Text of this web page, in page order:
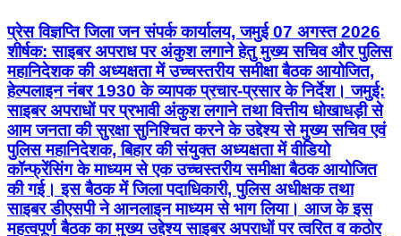
प्रेस विज्ञप्ति जिला जन संपर्क कार्यालय, जमुई 07 अगस्त 2026
शीर्षक: साइबर अपराध पर अंकुश लगाने हेतु मुख्य सचिव और पुलिस
महानिदेशक की अध्यक्षता में उच्चस्तरीय समीक्षा बैठक आयोजित,
हेल्पलाइन नंबर 1930 के व्यापक प्रचार-प्रसार के निर्देश। जमुई:
साइबर अपराधों पर प्रभावी अंकुश लगाने तथा वित्तीय धोखाधड़ी से
आम जनता की सुरक्षा सुनिश्चित करने के उद्देश्य से मुख्य सचिव एवं
पुलिस महानिदेशक, बिहार की संयुक्त अध्यक्षता में वीडियो
कॉन्फ्रेंसिंग के माध्यम से एक उच्चस्तरीय समीक्षा बैठक आयोजित
की गई। इस बैठक में जिला पदाधिकारी, पुलिस अधीक्षक तथा
साइबर डीएसपी ने आनलाइन माध्यम से भाग लिया। आज के इस
महत्वपूर्ण बैठक का मुख्य उद्देश्य साइबर अपराधों पर त्वरित व कठोर